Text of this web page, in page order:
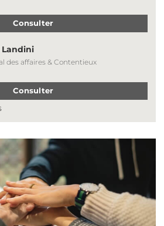
Consulter
Landini
des affaires & Contentieux
Consulter